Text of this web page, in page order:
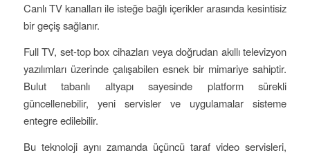
Canlı TV kanalları ile isteğe bağlı içerikler arasında kesintisiz
bir geçiş sağlanır.
Full TV, set-top box cihazları veya doğrudan akıllı televizyon
yazılımları üzerinde çalışabilen esnek bir mimariye sahiptir.
Bulut tabanlı altyapı sayesinde platform sürekli
güncellenebilir, yeni servisler ve uygulamalar sisteme
entegre edilebilir.
Bu teknoloji aynı zamanda üçüncü taraf video servisleri,